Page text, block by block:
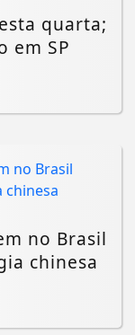
quarta;
em SP
no Brasil
chinesa